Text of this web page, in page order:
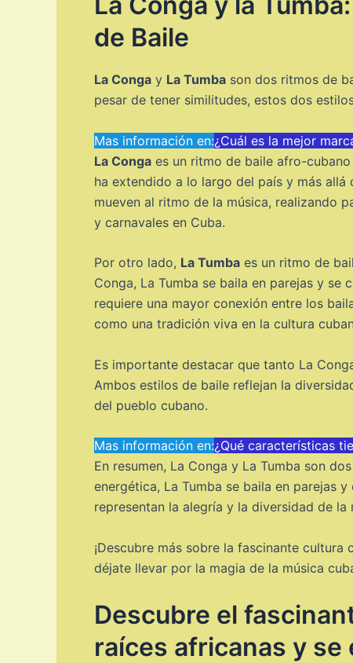
de Baile
La Conga y La Tumba son dos ritmos de
pesar de tener similitudes, estos dos
Mas información en:¿Cuál es la mejor
La Conga es un ritmo de baile afro-
ha extendido a lo largo del país y más
mueven al ritmo de la música, realizando
y carnavales en Cuba.
Por otro lado, La Tumba es un ritmo de
Conga, La Tumba se baila en parejas y
requiere una mayor conexión entre los
como una tradición viva en la cultura
Es importante destacar que tanto La
Ambos estilos de baile reflejan la
del pueblo cubano.
Mas información en:¿Qué características
En resumen, La Conga y La Tumba son
energética, La Tumba se baila en parejas
representan la alegría y la diversidad de la
¡Descubre más sobre la fascinante
déjate llevar por la magia de la música
Descubre el
raíces africanas y se